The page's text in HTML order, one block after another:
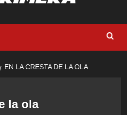
EN LA CRESTA DE LA OLA
la ola